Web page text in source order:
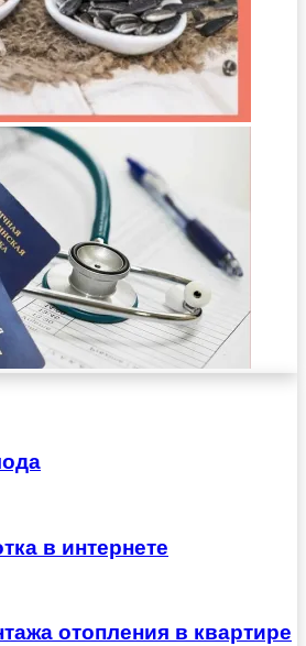
в интернете
отопления в квартире